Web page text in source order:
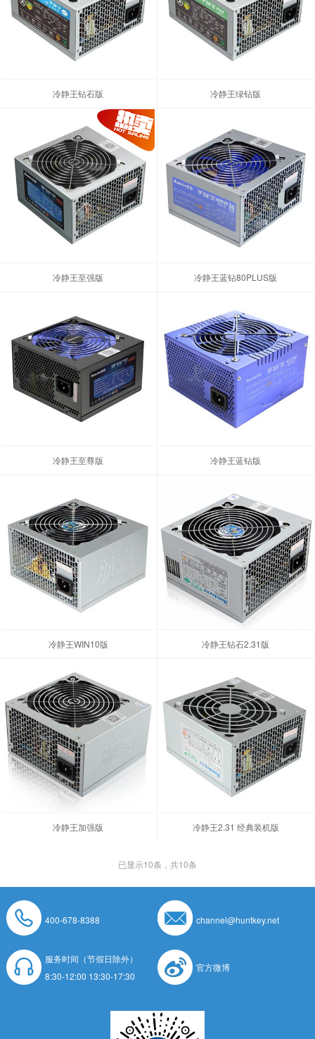
冷静王钻石版 冷静王绿钻版
冷静王至强版 冷静王蓝钻80PLUS版
冷静王至尊版 冷静王蓝钻版
冷静王WIN10版 冷静王钻石2.31版
冷静王加强版 冷静王2.31 经典装机版
已显示10条，共10条
400-678-8388 channel@huntkey.net
服务时间（节假日除外）
8:30-12:00 13:30-17:30
官方微博